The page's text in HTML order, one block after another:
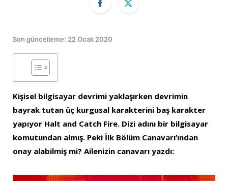
Son güncelleme: 22 Ocak 2020
Kişisel bilgisayar devrimi yaklaşırken devrimin
bayrak tutan üç kurgusal karakterini baş karakter
yapıyor Halt and Catch Fire. Dizi adını bir bilgisayar
komutundan almış. Peki İlk Bölüm Canavarı’ından
onay alabilmiş mi? Ailenizin canavarı yazdı: